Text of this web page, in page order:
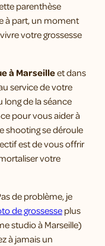
parenthèse
à part, un moment
votre grossesse
à Marseilleet dans
service de votre
long de la séance
pour vous aider à
shooting se déroule
est de vous offrir
votre
de problème, je
de grossesseplus
studio à Marseille)
à jamais un